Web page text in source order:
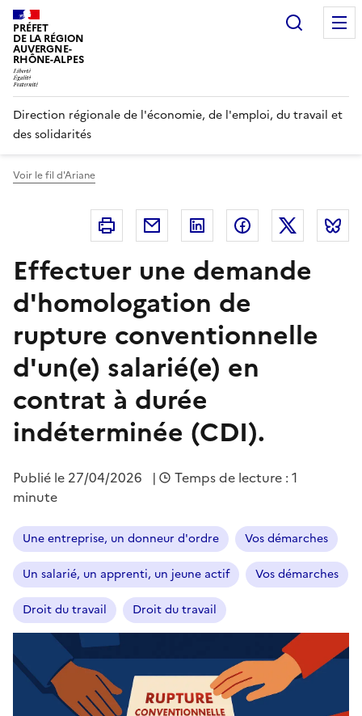
Panneau de gestion des cookies
PRÉFET
DE LA RÉGION
AUVERGNE-
RHÔNE-ALPES
Direction régionale de l'économie, de l'emploi, du travail et
des solidarités
Voir le fil d'Ariane
Imprimer Courriel Linkedin FacebookTwitter
Effectuer une demande
d'homologation de
rupture conventionnelle
d'un(e) salarié(e) en
contrat à durée
indéterminée (CDI).
Publié le 27/04/2026 |
Temps de lecture : 1
minute
Une entreprise, un donneur d'ordre Vos démarches
Un salarié, un apprenti, un jeune actif Vos démarches
Droit du travail Droit du travail